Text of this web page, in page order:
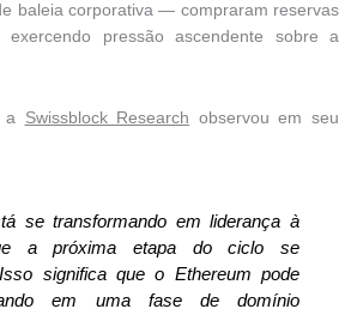
baleia corporativa — compraram reservas
exercendo pressão ascendente sobre a
a Swissblock Research observou em seu
se transformando em liderança à
a próxima etapa do ciclo se
significa que o Ethereum pode
em uma fase de domínio